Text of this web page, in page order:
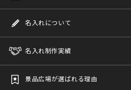
名入れについて
名入れ制作実績
景品広場が選ばれる理由